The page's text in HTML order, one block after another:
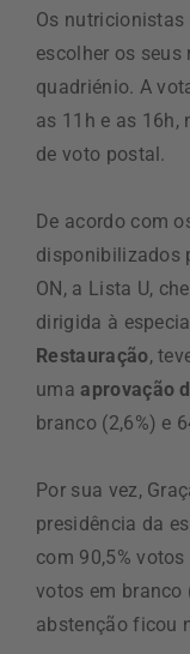
Os
escolher os
quadriénio. A
as 11h e as 16h,
de voto postal.
De acordo com
disponibilizados
ON, a Lista U,
dirigida à
Restauração,
umaaprovação
branco (2,6%) e
Por sua vez,
presidência da
com 90,5%
votos em branco
abstenção ficou